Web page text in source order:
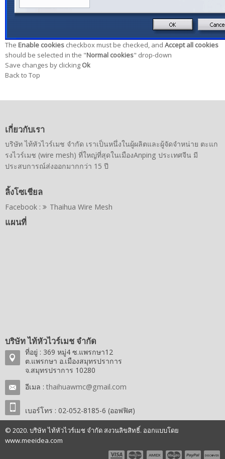
The Enable cookies checkbox must be checked, and Accept all cookies
should be selected in the "Normal cookies" drop-down
Save changes by clicking Ok
Back to Top
เกี่ยวกับเรา
บริษัท ไท้หัวไวร์เมช จำกัด เราเป็นหนึ่งในผู้ผลิตและผู้จัดจำหน่าย ตะแก
รงไวร์เมช (wire mesh) ที่ใหญ่ที่สุดในเมืองAnping ประเทศจีน มี
ประสบการณ์ส่งออกมากกว่า 15 ปี
ลิ้งโซเชียล
Facebook : Thaihua Wire Mesh
แผนที่
บริษัท ไท้หัวไวร์เมช จำกัด
ที่อยู่ : 369 หมู่4 ซ.แพรกษา12
ต.แพรกษา อ.เมืองสมุทรปราการ
จ.สมุทรปราการ 10280
อีเมล : thaihuawmc@gmail.com
เบอร์โทร : 02-052-8185-6 (ออฟฟิศ)
© 2020. บริษัท ไท้หัวไวร์เมช จำกัด สงวนลิขสิทธิ์. ออกแบบโดย
www.meeidea.com